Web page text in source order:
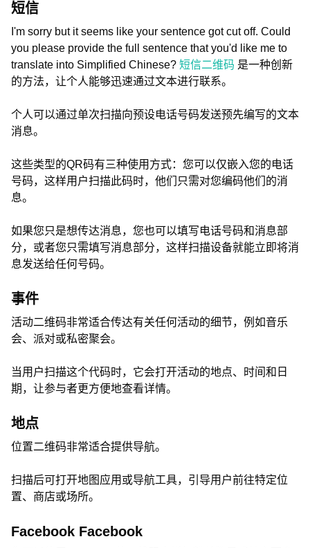
短信
I'm sorry but it seems like your sentence got cut off. Could
you please provide the full sentence that you'd like me to
translate into Simplified Chinese? 短信二维码 是一种创新
的方法，让个人能够迅速通过文本进行联系。
个人可以通过单次扫描向预设电话号码发送预先编写的文本
消息。
这些类型的QR码有三种使用方式：您可以仅嵌入您的电话
号码，这样用户扫描此码时，他们只需对您编码他们的消
息。
如果您只是想传达消息，您也可以填写电话号码和消息部
分，或者您只需填写消息部分，这样扫描设备就能立即将消
息发送给任何号码。
事件
活动二维码非常适合传达有关任何活动的细节，例如音乐
会、派对或私密聚会。
当用户扫描这个代码时，它会打开活动的地点、时间和日
期，让参与者更方便地查看详情。
地点
位置二维码非常适合提供导航。
扫描后可打开地图应用或导航工具，引导用户前往特定位
置、商店或场所。
Facebook Facebook